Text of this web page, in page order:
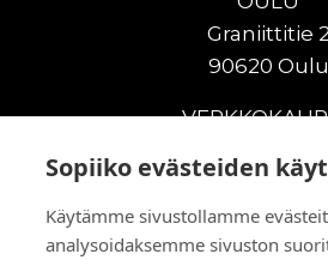
Sopiiko evästeiden
Käytämme sivustollamme
analysoidaksemme sivuston
Graniittitie 2
90620 Oulu
Uudet
Vuokrakoneet